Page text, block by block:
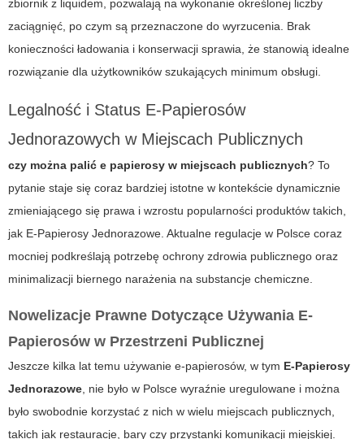
zbiornik z liquidem, pozwalają na wykonanie określonej liczby
zaciągnięć, po czym są przeznaczone do wyrzucenia. Brak
konieczności ładowania i konserwacji sprawia, że stanowią idealne
rozwiązanie dla użytkowników szukających minimum obsługi.
Legalność i Status E-Papierosów
Jednorazowych w Miejscach Publicznych
czy można palić e papierosy w miejscach publicznych? To
pytanie staje się coraz bardziej istotne w kontekście dynamicznie
zmieniającego się prawa i wzrostu popularności produktów takich,
jak E-Papierosy Jednorazowe . Aktualne regulacje w Polsce coraz
mocniej podkreślają potrzebę ochrony zdrowia publicznego oraz
minimalizacji biernego narażenia na substancje chemiczne.
Nowelizacje Prawne Dotyczące Używania E-
Papierosów w Przestrzeni Publicznej
Jeszcze kilka lat temu używanie e-papierosów, w tym E-Papierosy
Jednorazowe , nie było w Polsce wyraźnie uregulowane i można
było swobodnie korzystać z nich w wielu miejscach publicznych,
takich jak restauracje, bary czy przystanki komunikacji miejskiej.